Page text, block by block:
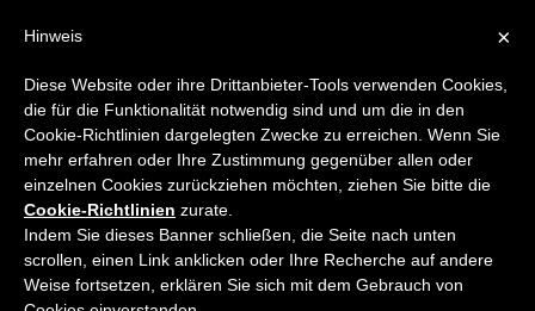
Home
Besonnene Heilpflanzen- und
Heilmittelerkenntnis
Hans-Christian Zehnter
×
Hinweis
Diese Website oder ihre Drittanbieter-Tools verwenden Cookies,
die für die Funktionalität notwendig sind und um die in den
Cookie-Richtlinien dargelegten Zwecke zu erreichen. Wenn Sie
mehr erfahren oder Ihre Zustimmung gegenüber allen oder
einzelnen Cookies zurückziehen möchten, ziehen Sie bitte die
Cookie-Richtlinien zurate.
Indem Sie dieses Banner schließen, die Seite nach unten
scrollen, einen Link anklicken oder Ihre Recherche auf andere
Weise fortsetzen, erklären Sie sich mit dem Gebrauch von